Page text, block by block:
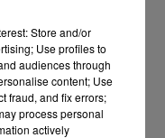
Store and/or
Use profiles to
audiences through
content; Use
fraud, and fix errors;
process personal
actively